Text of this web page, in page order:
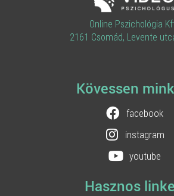
Online Pszichológia
2161 Csomád, Levente
Kövessen
facebook
instagram
youtube
Hasznos